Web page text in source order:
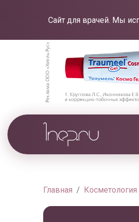
Сайт для врачей. Мы
Главная Косметология